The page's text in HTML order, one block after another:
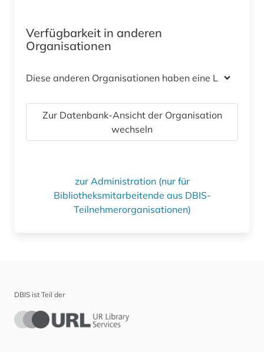
Verfügbarkeit in anderen
Organisationen
Diese anderen Organisationen haben eine Lizenz
Zur Datenbank-Ansicht der Organisation
wechseln
zur Administration (nur für
Bibliotheksmitarbeitende aus DBIS-
Teilnehmerorganisationen)
DBIS ist Teil der